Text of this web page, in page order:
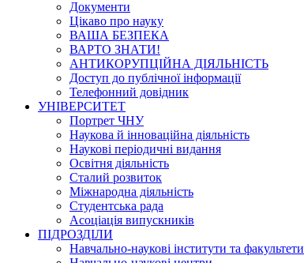
Документи
Цікаво про науку
ВАША БЕЗПЕКА
ВАРТО ЗНАТИ!
АНТИКОРУПЦІЙНА ДІЯЛЬНІСТЬ
Доступ до публічної інформації
Телефонний довідник
УНІВЕРСИТЕТ
Портрет ЧНУ
Наукова й інноваційна діяльність
Наукові періодичні видання
Освітня діяльність
Сталий розвиток
Міжнародна діяльність
Студентська рада
Асоціація випускників
ПІДРОЗДІЛИ
Навчально-наукові інститути та факультети